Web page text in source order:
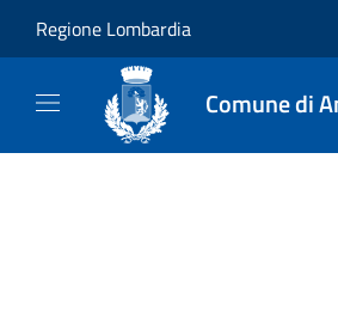
Regione Lombardia
Comune di